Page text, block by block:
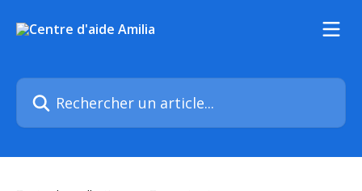
Rechercher un article...